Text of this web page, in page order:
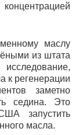
маслу
из штата
к регенерации
заметно
седина. Это
запустить
масла.